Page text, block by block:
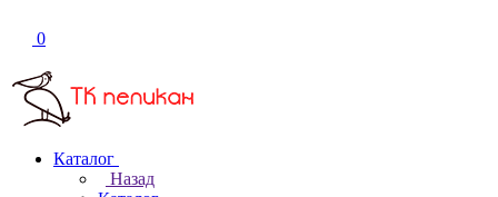
0
Каталог
Назад